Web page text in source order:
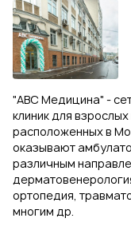
"ABC Медицина" -
клиник для
расположенных в
оказывают
различным
ортопедия,
многим др.